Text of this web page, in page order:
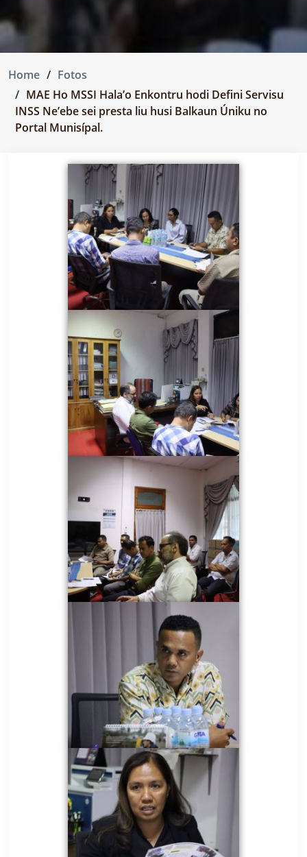
Home
Fotos
MAE Ho MSSI Hala’o Enkontru hodi Defini Servisu
INSS Ne’ebe sei presta liu husi Balkaun Úniku no
Portal Munisípal.